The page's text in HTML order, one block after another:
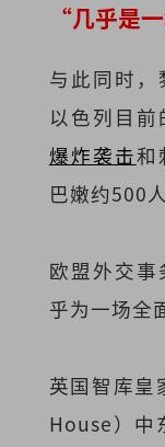
“几乎是
与此同时，
以色列目
爆炸袭击和
巴嫩约500
欧盟外交
乎为一场全
英国智库皇
House）中